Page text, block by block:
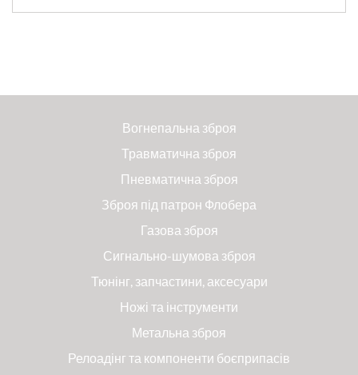
Вогнепальна зброя
Травматична зброя
Пневматична зброя
Зброя під патрон Флобера
Газова зброя
Сигнально-шумова зброя
Тюнінг, запчастини, аксесуари
Ножі та інструменти
Метальна зброя
Релоадінг та компоненти боєприпасів